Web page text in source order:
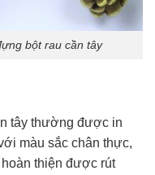
bột rau cần tây
tây thường được in
màu sắc chân thực,
thiện được rút